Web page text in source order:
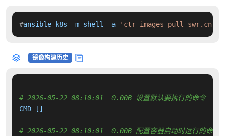
#ansible k8s -m shell -a 'ctr images pull swr.cn-
镜像构建历史
# 2026-05-22 08:10:01  0.00B 设置默认要执行的命令
CMD []
# 2026-05-22 08:10:01  0.00B 配置容器启动时运行的命令